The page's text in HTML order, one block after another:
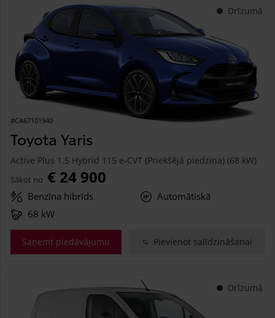
Drīzumā
#CA67101940
Toyota Yaris
Active Plus 1.5 Hybrid 115 e-CVT (Priekšējā piedziņa) (68 kW)
Sākot no € 24 900
Benzīna hibrīds
Automātiskā
68 kW
Saņemt piedāvājumu Pievienot salīdzināšanai
Drīzumā